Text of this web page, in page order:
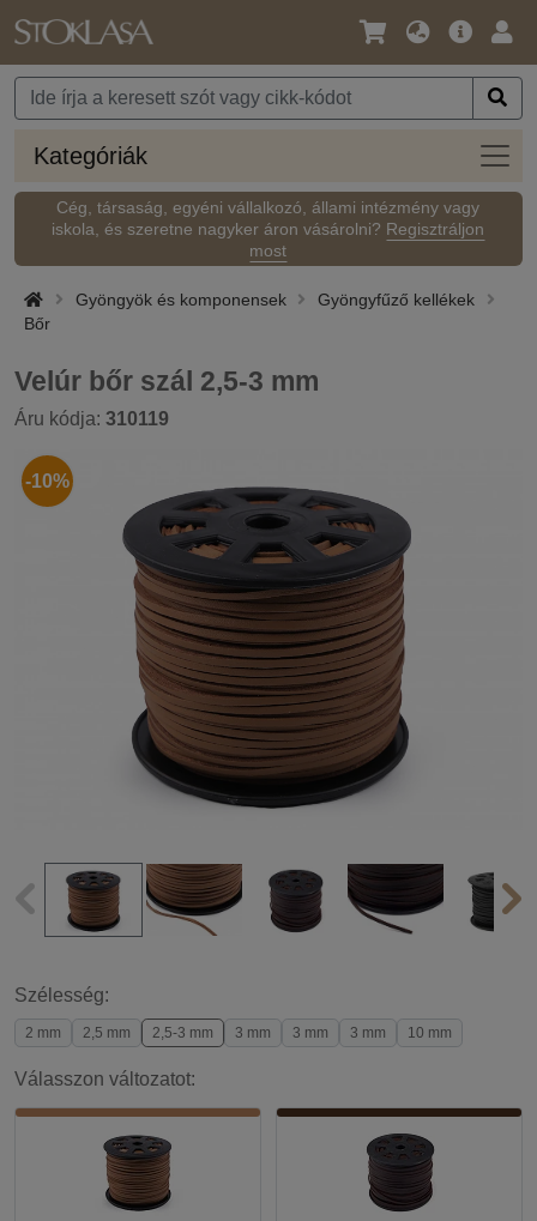
Nyelv
Pénznem
Fő
Kategóriák
Cég, társaság, egyéni vállalkozó, állami intézmény vagy
iskola, és szeretne nagyker áron vásárolni? Regisztráljon
most
Gyöngyök és komponensek
Gyöngyfűző kellékek
Bőr
Velúr bőr szál 2,5-3 mm
Áru kódja: 310119
-10%
Szélesség:
2 mm 2,5 mm 2,5-3 mm 3 mm 3 mm 3 mm 10 mm
Válasszon változatot: